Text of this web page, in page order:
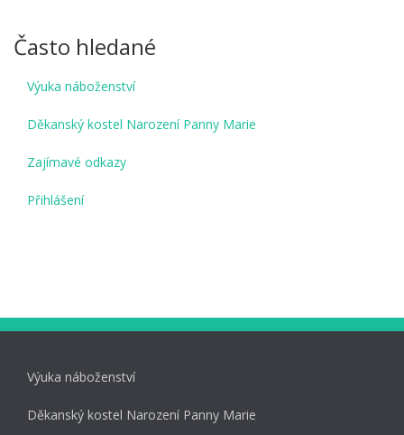
Často hledané
Výuka náboženství
Děkanský kostel Narození Panny Marie
Zajímavé odkazy
Přihlášení
Výuka náboženství
Děkanský kostel Narození Panny Marie